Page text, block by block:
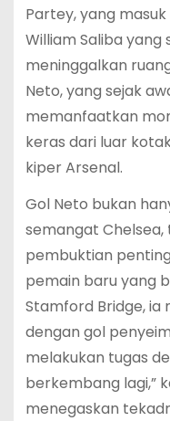
Partey, yang
William Saliba
meninggalkan
Neto, yang sejak
memanfaatkan
keras dari luar
kiper Arsenal.
Gol Neto bukan
semangat
pembuktian
pemain baru yang
Stamford Bridge, ia
dengan gol
melakukan tugas
berkembang lagi,”
menegaskan